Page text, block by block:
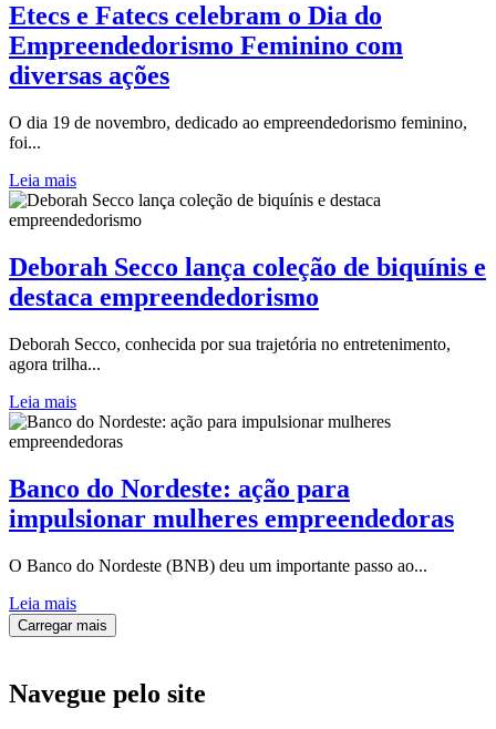
Etecs e Fatecs celebram o Dia do
Empreendedorismo Feminino com
diversas ações
O dia 19 de novembro, dedicado ao empreendedorismo feminino,
foi...
Leia mais
Deborah Secco lança coleção de biquínis e
destaca empreendedorismo
Deborah Secco, conhecida por sua trajetória no entretenimento,
agora trilha...
Leia mais
Banco do Nordeste: ação para
impulsionar mulheres empreendedoras
O Banco do Nordeste (BNB) deu um importante passo ao...
Leia mais
Carregar mais
Navegue pelo site